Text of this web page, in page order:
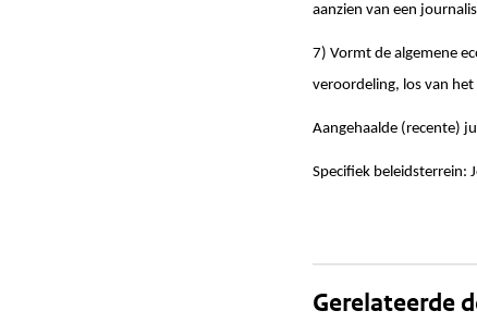
aanzien van een
7) Vormt de algemene
veroordeling, los van
Aangehaalde (recente)
Specifiek beleidsterrein:
Gerelateerde